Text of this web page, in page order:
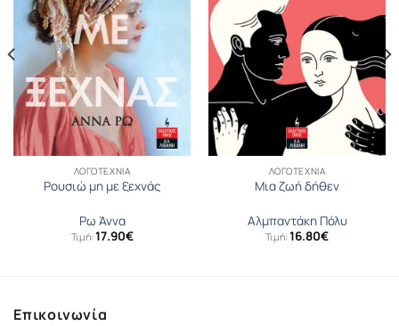
ΛΟΓΟΤΕΧΝΊΑ
Ρουσιώ μη με ξεχνάς
Ρω Άννα
Τιμή: 17.90€
ΛΟΓΟΤΕΧΝΊΑ
Μια ζωή δήθεν
Αλμπαντάκη Πόλυ
Τιμή: 16.80€
Επικοινωνία